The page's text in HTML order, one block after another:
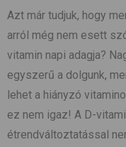
Azt már tudjuk, hogy
arról még nem esett
vitamin napi adagja?
egyszerű a dolgunk,
lehet a hiányzó
ez nem igaz! A D-
étrendváltoztatással